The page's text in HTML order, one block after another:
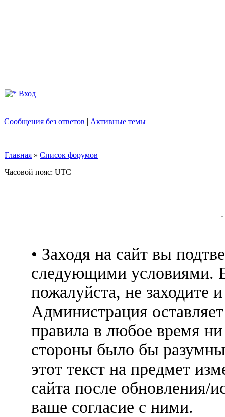
Вход
Сообщения без ответов | Активные темы
Главная » Список форумов
Часовой пояс: UTC
-
• Заходя на сайт вы
следующими условиями.
пожалуйста, не заходите
Администрация
правила в любое время
стороны было бы
этот текст на предмет
сайта после обновления/
ваше согласие с ними.